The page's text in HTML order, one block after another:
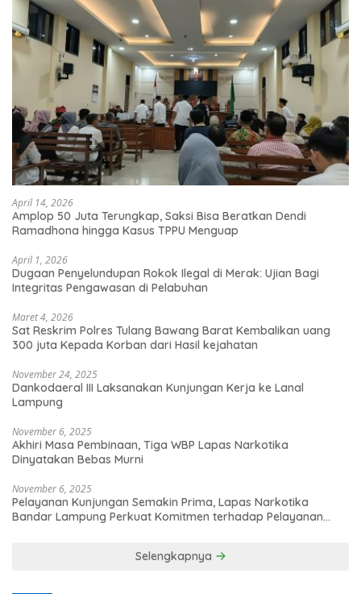
April 14, 2026
Amplop 50 Juta Terungkap, Saksi Bisa Beratkan Dendi
Ramadhona hingga Kasus TPPU Menguap
April 1, 2026
Dugaan Penyelundupan Rokok Ilegal di Merak: Ujian Bagi
Integritas Pengawasan di Pelabuhan
Maret 4, 2026
Sat Reskrim Polres Tulang Bawang Barat Kembalikan uang
300 juta Kepada Korban dari Hasil kejahatan
November 24, 2025
Dankodaeral III Laksanakan Kunjungan Kerja ke Lanal
Lampung
November 6, 2025
Akhiri Masa Pembinaan, Tiga WBP Lapas Narkotika
Dinyatakan Bebas Murni
November 6, 2025
Pelayanan Kunjungan Semakin Prima, Lapas Narkotika
Bandar Lampung Perkuat Komitmen terhadap Pelayanan
Selengkapnya